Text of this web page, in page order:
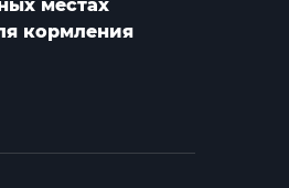
местах
кормления